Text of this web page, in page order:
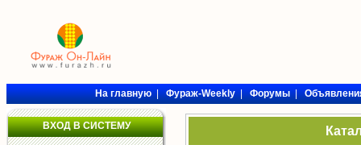
На главную|Фураж-Weekly|Форумы|
ВХОД В СИСТЕМУ